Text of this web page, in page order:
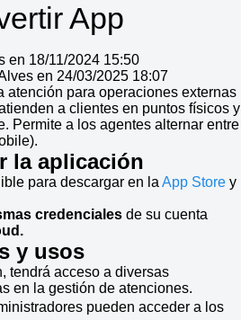
App
en 18/11/2024 15:50
en 24/03/2025 18:07
atención para operaciones externas
a clientes en puntos físicos y
Permite a los agentes alternar entre
la aplicación
para descargar en la App Store y
credenciales de su cuenta
y usos
tendrá acceso a diversas
en la gestión de atenciones.
pueden acceder a los